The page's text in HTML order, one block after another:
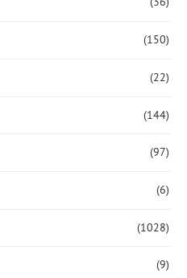
(150)
(22)
(144)
(97)
(6)
(1028)
(9)